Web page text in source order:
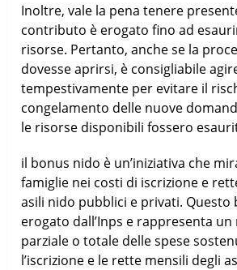
Inoltre, vale la pena tenere
contributo è erogato fino ad
risorse. Pertanto, anche se la
dovesse aprirsi, è consigliabile
tempestivamente per evitare il
congelamento delle nuove
le risorse disponibili fossero
il bonus nido è un’iniziativa che
famiglie nei costi di iscrizione e
asili nido pubblici e privati. Questo
erogato dall’Inps e rappresenta
parziale o totale delle spese
l’iscrizione e le rette mensili degli